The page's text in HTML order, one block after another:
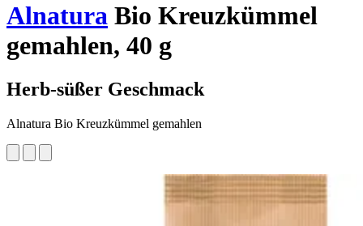
Alnatura Bio Kreuzkümmel
gemahlen, 40 g
Herb-süßer Geschmack
Alnatura Bio Kreuzkümmel gemahlen